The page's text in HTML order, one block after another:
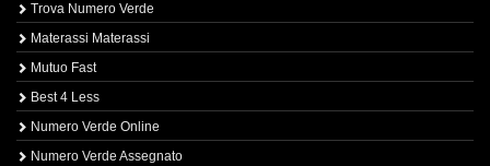
Trova Numero Verde
Materassi Materassi
Mutuo Fast
Best 4 Less
Numero Verde Online
Numero Verde Assegnato